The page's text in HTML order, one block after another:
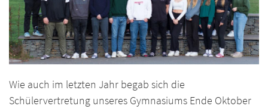
Wie auch im letzten Jahr begab sich die
Schülervertretung unseres Gymnasiums Ende Oktober